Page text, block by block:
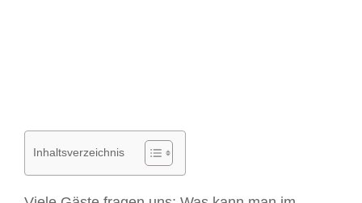
Inhaltsverzeichnis